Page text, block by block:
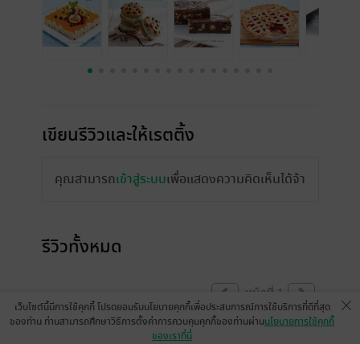
เขียนรีวิวและให้เรตติ้ง
คุณสามารถเข้าสู่ระบบเพื่อแสดงความคิดเห็นได้จ้า
รีวิวทั้งหมด
หน้าที่ 1
เว็บไซต์นี้มีการใช้คุกกี้ โปรดยอมรับนโยบายคุกกี้เพื่อประสบการณ์การใช้บริการที่ดีที่สุด
ของท่าน ท่านสามารถศึกษาวิธีการตั้งค่าการควบคุมคุกกี้ของท่านผ่านนโยบายการใช้คุกกี้
ของเราที่นี่